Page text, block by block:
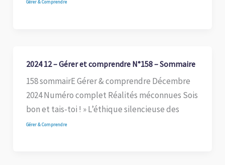
Gérer & Comprendre
2024 12 – Gérer et comprendre N°158 – Sommaire
158 sommairE Gérer & comprendre Décembre
2024 Numéro complet Réalités méconnues Sois
bon et tais-toi ! » L’éthique silencieuse des
Gérer & Comprendre